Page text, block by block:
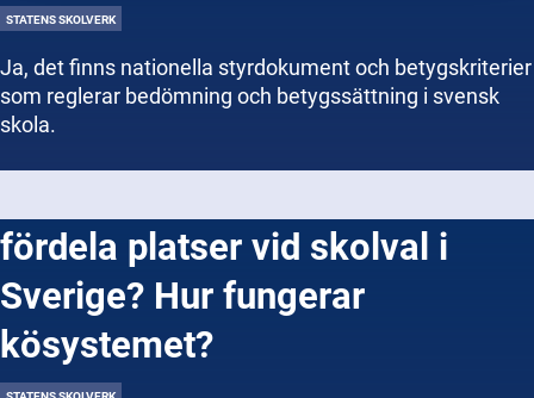
STATENS SKOLVERK
Ja, det finns nationella styrdokument och betygskriterier
som reglerar bedömning och betygssättning i svensk
skola.
fördela platser vid skolval i
Sverige? Hur fungerar
kösystemet?